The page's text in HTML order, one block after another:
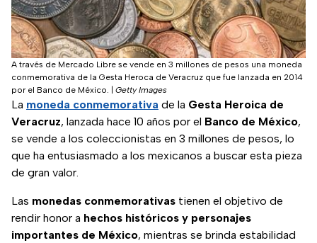
A través de Mercado Libre se vende en 3 millones de pesos una moneda
conmemorativa de la Gesta Heroca de Veracruz que fue lanzada en 2014
por el Banco de México.
Getty Images
La moneda conmemorativa de la Gesta Heroica de
Veracruz, lanzada hace 10 años por el Banco de México,
se vende a los coleccionistas en 3 millones de pesos, lo
que ha entusiasmado a los mexicanos a buscar esta pieza
de gran valor.
Las monedas conmemorativas tienen el objetivo de
rendir honor a hechos históricos y personajes
importantes de México, mientras se brinda estabilidad